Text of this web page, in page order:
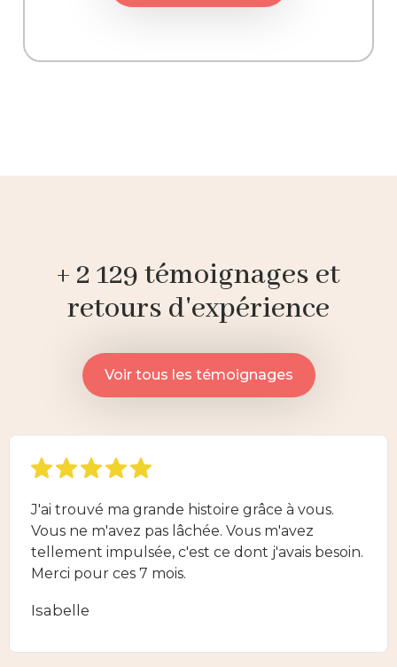
+ 2 129 témoignages et
retours d'expérience
Voir tous les témoignages
J'ai trouvé ma grande histoire grâce à vous.
Vous ne m'avez pas lâchée. Vous m'avez
tellement impulsée, c'est ce dont j'avais besoin.
Merci pour ces 7 mois.
Isabelle